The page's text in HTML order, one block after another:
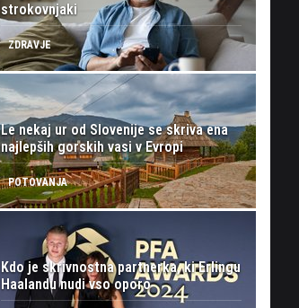
strokovnjaki
ZDRAVJE
Le nekaj ur od Slovenije se skriva ena
najlepših gorskih vasi v Evropi
POTOVANJA
Kdo je skrivnostna partnerka, ki Erlingu
Haalandu nudi vso oporo